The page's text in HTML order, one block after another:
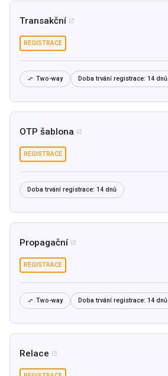
Transakční 
REGISTRACE
 Two-way Doba trvání registrace: 14 dnů
OTP šablona 
REGISTRACE
Doba trvání registrace: 14 dnů
Propagační 
REGISTRACE
 Two-way Doba trvání registrace: 14 dnů
Relace 